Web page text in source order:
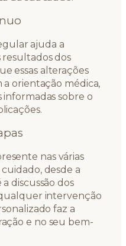
ajuda a
dos
essas alterações
a orientação médica,
informadas sobre o
nas várias
desde a
discussão dos
intervenção
faz a
e no seu bem-